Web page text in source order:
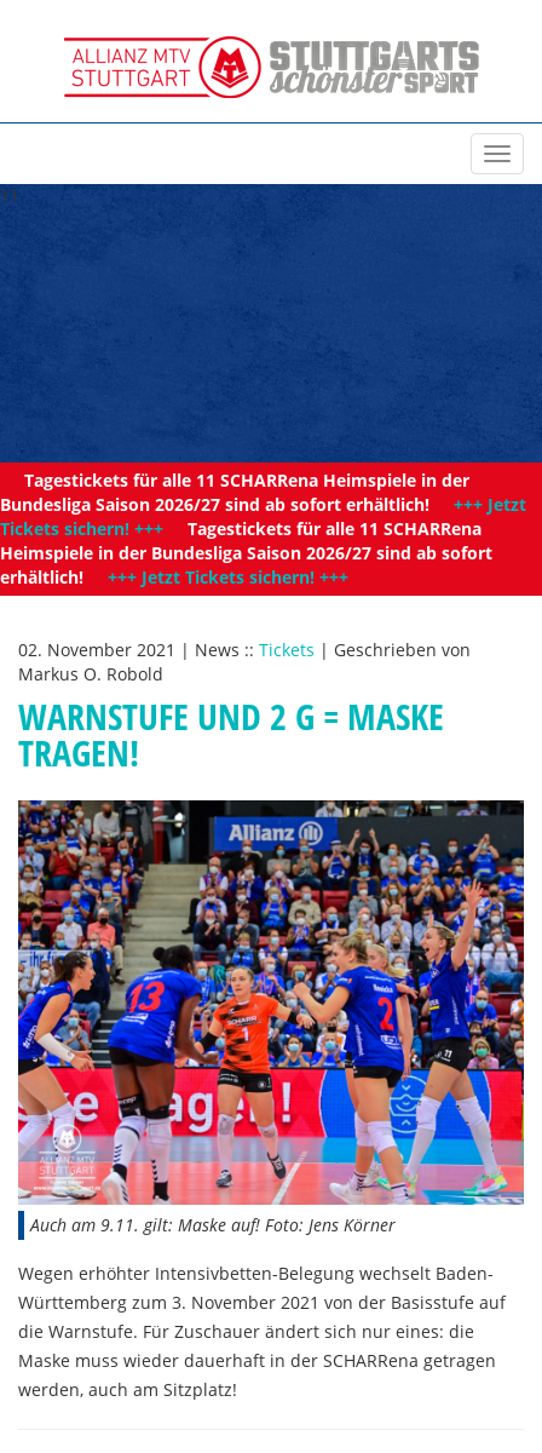
11
Tagestickets für alle 11 SCHARRena Heimspiele in der
Bundesliga Saison 2026/27 sind ab sofort erhältlich! +++ Jetzt
Tickets sichern! +++ Tagestickets für alle 11 SCHARRena
Heimspiele in der Bundesliga Saison 2026/27 sind ab sofort
erhältlich! +++ Jetzt Tickets sichern! +++
02. November 2021 | News :: Tickets | Geschrieben von
Markus O. Robold
WARNSTUFE UND 2 G = MASKE
TRAGEN!
Auch am 9.11. gilt: Maske auf! Foto: Jens Körner
Wegen erhöhter Intensivbetten-Belegung wechselt Baden-
Württemberg zum 3. November 2021 von der Basisstufe auf
die Warnstufe. Für Zuschauer ändert sich nur eines: die
Maske muss wieder dauerhaft in der SCHARRena getragen
werden, auch am Sitzplatz!